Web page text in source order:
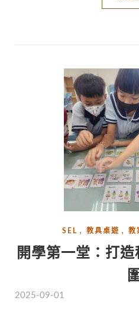
SEL , 教具桌遊 , 教
開學第一堂：打
圍
2025-09-01